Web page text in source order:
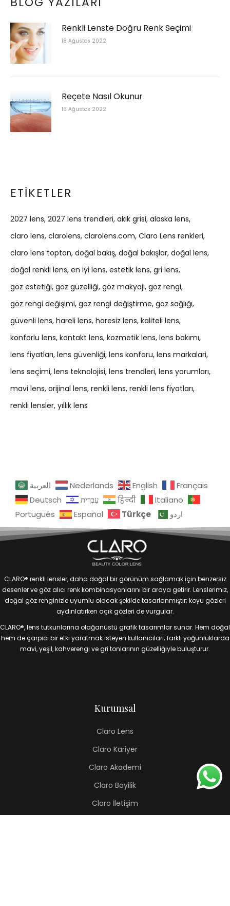
Renkli Lenste Doğru Renk Seçimi
18 Ağustos 2022
Reçete Nasıl Okunur
16 Ağustos 2022
ETIKETLER
2027 lens 2027 lens trendleri akik grisi alaska lens
claro lens clarolens clarolens.com Claro Lens renkleri
claro lens toptan doğal bakış doğal bakışlar doğal lens
doğal renkli lens en iyi lens estetik lens gri lens
göz estetiği göz güzelliği göz makyajı göz rengi
göz rengi değişimi göz rengi değiştirme göz sağlığı
güvenli lens hareli lens haresiz lens kaliteli lens
konforlu lens kontakt lens kozmetik lens lens bakımı
lens fiyatları lens güvenliği lens konforu lens markalari
lens seçimi lens teknolojisi lens trendleri lens yorumları
mavi lens orijinal lens renkli lens renkli lens fiyatları
renkli lensler yıllık lens
العربية Nederlands English
Français
Deutsch
עִבְרִית हिन्दी
Italiano
Português
Español Türkçe اردو
CLARO® renkli lensler, daha doğal bir görünüm sağlamak için benzersiz
desenler ve göz alıcı renk kombinasyonlarını bir araya getirir. Lenslerimiz,
doğal göz renginizle uyumlu olacak şekilde tasarlanmıştır; koyu gözleri
aydınlatırken açık gözleri de vurgular.
CLARO®, lens tutkunlarına olağanüstü grafik tasarımlar sunar. Hem doğal
hem de çarpıcı bir etki yaratmak isteyen kullanıcıları; farklı yoğunluklarda
mavi, yeşil, kahverengi ve gri tonlarının güzelliğiyle buluşturur.
Kurumsal
Claro Lens
Claro Kariyer
Claro Akademi
Claro Bayilik
Claro İletişim